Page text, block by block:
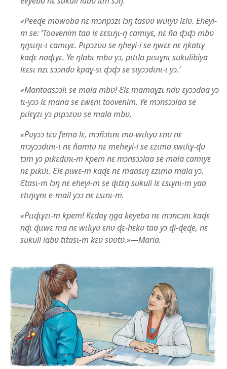
«Peeɖe mowoba nɛ mɔnpɔzɩ lɔŋ tasʋʋ wɩlɩyʋ lɛlʋ. Eheyi-
m se: ‘Toovenim taa lɛ ɛɛsɩŋɩ-ŋ camɩyɛ, nɛ ña ɖɔɖɔ mbʋ
ŋŋsɩŋɩ-ɩ camɩyɛ. Pɩpɔzʋʋ se ŋheyi-i se ŋwɛɛ nɛ ŋkatɩɣ
kaɖɛ naɖɩyɛ. Ye ŋlabɩ mbʋ yɔ, pɩtɩla pɩsɩɣnɩ sukulibiya
lɛɛsɩ nzɩ sɔɔndʋ kpaɣ-sɩ ɖɔɖɔ se sɩyɔɔdɩnɩ-ɩ yɔ.’
«Mantaasɔɔlɩ se mala mbʋ! Ɛlɛ mamaɣzɩ ndʋ ɛyɔɔdaa yɔ
tɩ-yɔɔ lɛ mana se ɛwɛnɩ toovenim. Ye mɔnsɔɔlaa se
pɩlɛɣzɩ yɔ pɩpɔzʋʋ se mala mbʋ.
«Pʋyɔɔ tɛʋ fema lɛ, mɔñɔtɩnɩ ma-wɩlɩyʋ ɛnʋ nɛ
mɔyɔɔdɩnɩ-ɩ nɛ ñamtʋ nɛ meheyi-i se ɛzɩma ɛwɩlɩɣ-ɖʋ
tɔm yɔ pɩkɛdɩnɩ-m kpem nɛ mɔnsɔɔlaa se mala camɩyɛ
nɛ pɩkɩlɩ. Ɛlɛ pɩwɛ-m kaɖɛ nɛ maasɩŋ ɛzɩma mala yɔ.
Ɛtasɩ-m lɔŋ nɛ eheyi-m se ɖɩtɛŋ sukuli lɛ ɛsɩɣnɩ-m yaa
ɛtɩŋɩɣnɩ e-mail yɔɔ nɛ ɛsɩnɩ-m.
«Pɩɩɖɩɣzɩ-m kpem! Kɛdaɣ ŋga keyeba nɛ mɔncɔnɩ kaɖɛ
nɖɩ ɖɩɩwɛ ma nɛ wɩlɩyʋ ɛnʋ ɖɛ-hɛkʋ taa yɔ ɖi-ɖeɖe, nɛ
sukuli labʋ tɩtasɩ-m kɛʋ sʋʋtʋ.»—Maria.